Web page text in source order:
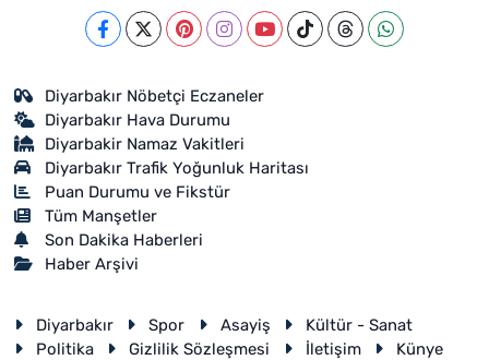
Diyarbakır Nöbetçi Eczaneler
Diyarbakır Hava Durumu
Diyarbakir Namaz Vakitleri
Diyarbakır Trafik Yoğunluk Haritası
Puan Durumu ve Fikstür
Tüm Manşetler
Son Dakika Haberleri
Haber Arşivi
Diyarbakır Spor Asayiş
Kültür - Sanat
Politika
Gizlilik Sözleşmesi İletişim Künye